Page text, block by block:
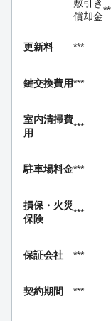
敷引き
償却金
更新料 ***
鍵交換費用***
室内清掃費
用
***
駐車場料金***
損保・ 火災
保険
***
保証会社 ***
契約期間 ***